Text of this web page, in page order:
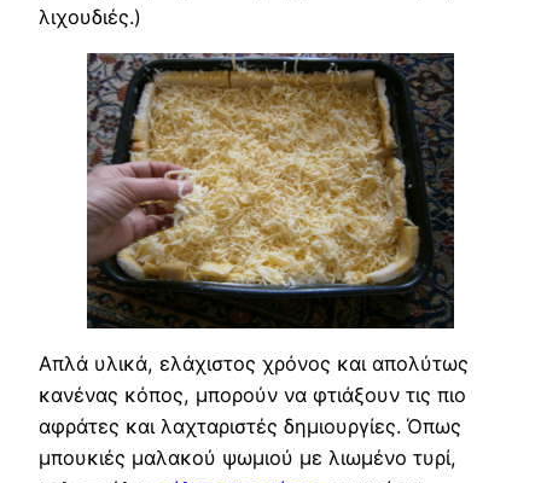
λιχουδιές.)
Απλά υλικά, ελάχιστος χρόνος και απολύτως
κανένας κόπος, μπορούν να φτιάξουν τις πιο
αφράτες και λαχταριστές δημιουργίες. Όπως
μπουκιές μαλακού ψωμιού με λιωμένο τυρί,